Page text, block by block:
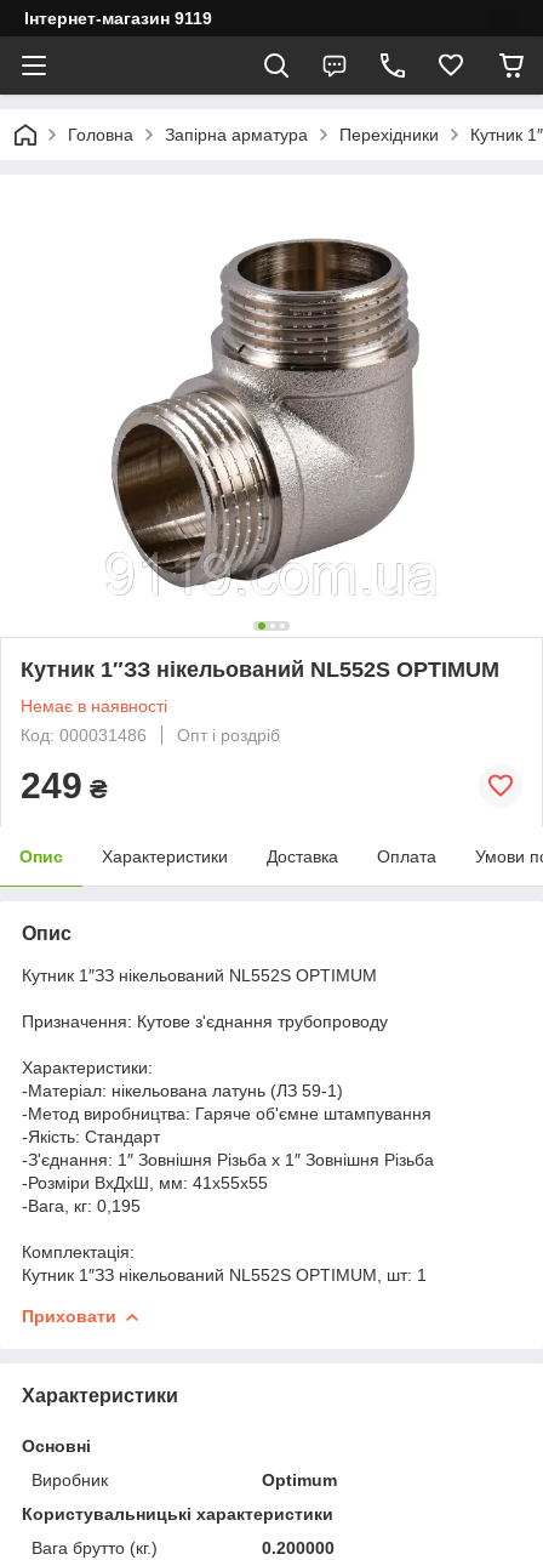
Інтернет-магазин 9119
Головна Запірна арматура Перехідники Кутник
Кутник 1″ЗЗ нікельований NL552S OPTIMUM
Немає в наявності
Код: 000031486
Опт і роздріб
249 ₴
Опис Характеристики Доставка Оплата Умови
Опис
Кутник 1″ЗЗ нікельований NL552S OPTIMUM
Призначення: Кутове з'єднання трубопроводу
Характеристики:
-Матеріал: нікельована латунь (ЛЗ 59-1)
-Метод виробництва: Гаряче об'ємне штампування
-Якість: Стандарт
-З'єднання: 1″ Зовнішня Різьба х 1″ Зовнішня Різьба
-Розміри ВхДхШ, мм: 41х55х55
-Вага, кг: 0,195
Комплектація:
Кутник 1″ЗЗ нікельований NL552S OPTIMUM, шт: 1
Приховати
Характеристики
Основні
Виробник
Optimum
Користувальницькі характеристики
Вага брутто (кг.)
0.200000